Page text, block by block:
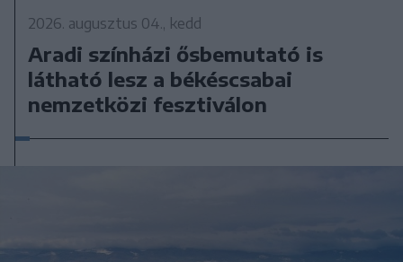
2026. augusztus 04., kedd
Aradi színházi ősbemutató is
látható lesz a békéscsabai
nemzetközi fesztiválon